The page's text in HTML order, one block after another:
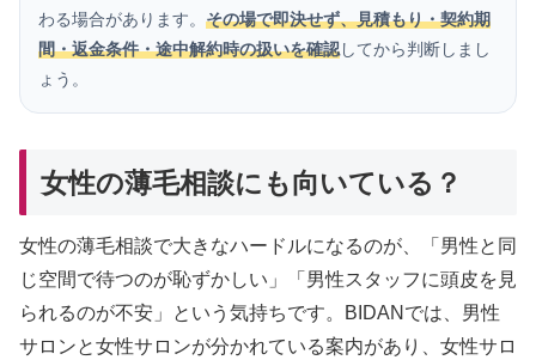
わる場合があります。 その場で即決せず、見積もり・契約期
間・返金条件・途中解約時の扱いを確認してから判断しまし
ょう。
女性の薄毛相談にも向いている？
女性の薄毛相談で大きなハードルになるのが、「男性と同
じ空間で待つのが恥ずかしい」「男性スタッフに頭皮を見
られるのが不安」という気持ちです。BIDANでは、男性
サロンと女性サロンが分かれている案内があり、女性サロ